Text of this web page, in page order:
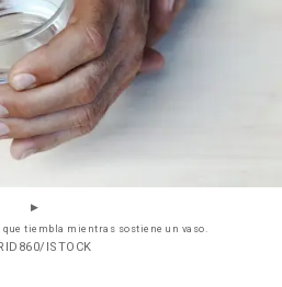
que tiembla mientras sostiene un vaso.
ISTOCK